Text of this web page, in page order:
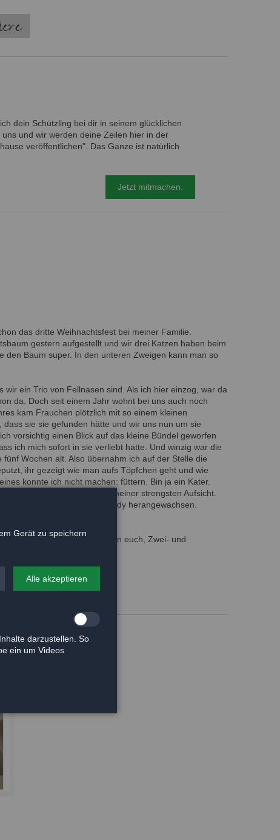
dein Schützling bei dir in seinem glücklichen
und wir werden deine Zeilen hier in der
veröffentlichen". Das Ganze ist natürlich
Jetzt mitmachen.
das dritte Weihnachtsfest bei meiner Familie.
gestern aufgestellt und wir drei Katzen haben beim
den Baum super. In den unteren Zweigen kann man so
wir ein Trio von Fellnasen sind. Als ich hier einzog, war da
da. Doch seit einem Jahr wohnt bei uns auch noch
kam Frauchen plötzlich mit so einem kleinen
dass sie sie gefunden hätte und wir uns nun um sie
vorsichtig einen Blick auf das kleine Bündel geworfen
ich mich sofort in sie verliebt hatte. Und winzig war die
fünf Wochen alt. Also übernahm ich auf der Stelle die
ihr gezeigt wie man aufs Töpfchen geht und wie
konnte ich nicht machen: füttern. Bin ja ein Kater.
selbstverständlich unter meiner strengsten Aufsicht.
zu einer richtig schönen Lady herangewachsen.
Und jedem von euch, Zwei- und
Gerät zu speichern
Alle akzeptieren
darzustellen. So
ein um Videos